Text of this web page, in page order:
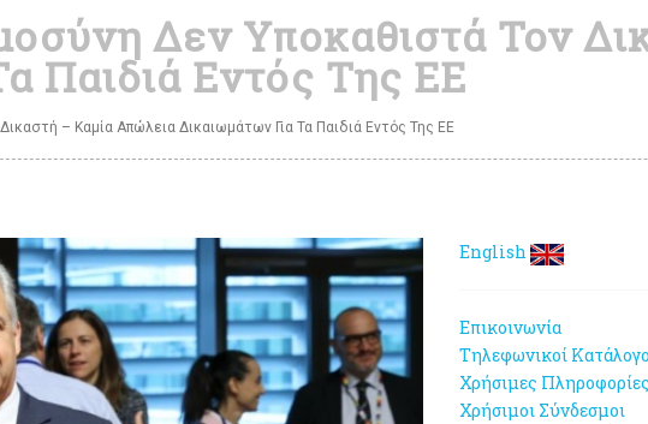
Δεν Υποκαθιστά Τον
Παιδιά Εντός Της ΕΕ
– Καμία Απώλεια Δικαιωμάτων Για Τα Παιδιά Εντός Της ΕΕ
English
Επικοινωνία
Τηλεφωνικοί
Χρήσιμες Πληροφορίες
Χρήσιμοι Σύνδεσμοι